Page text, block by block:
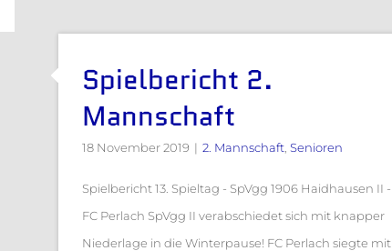
Spielbericht 2.
Mannschaft
18 November 2019 | 2. Mannschaft Senioren
Spielbericht 13. Spieltag - SpVgg 1906 Haidhausen II -
FC Perlach SpVgg II verabschiedet sich mit knapper
Niederlage in die Winterpause! FC Perlach siegte mit